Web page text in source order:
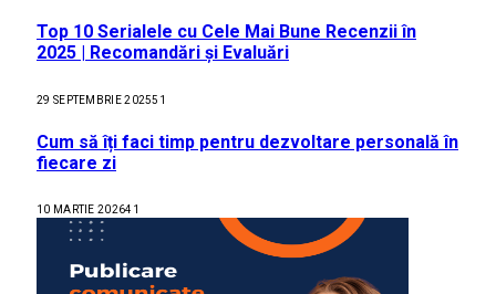
Top 10 Serialele cu Cele Mai Bune Recenzii în
2025 | Recomandări și Evaluări
29 SEPTEMBRIE 202551
Cum să îți faci timp pentru dezvoltare personală în
fiecare zi
10 MARTIE 202641